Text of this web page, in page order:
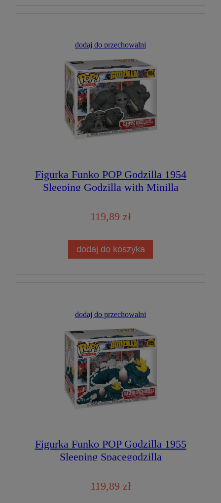
dodaj do przechowalni
Figurka Funko POP Godzilla 1954
Sleeping Godzilla with Minilla
119,89 zł
dodaj do koszyka
dodaj do przechowalni
Figurka Funko POP Godzilla 1955
Sleeping Spacegodzilla
119,89 zł